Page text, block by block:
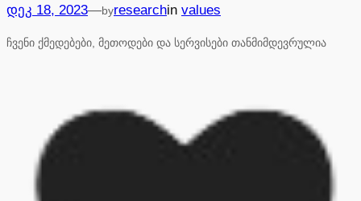
დეკ 18, 2023—byresearchin values
ჩვენი ქმედებები, მეთოდები და სერვისები თანმიმდევრულია